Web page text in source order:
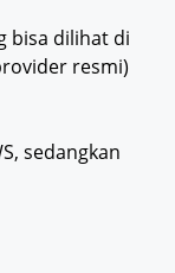
bisa dilihat di
resmi)
sedangkan